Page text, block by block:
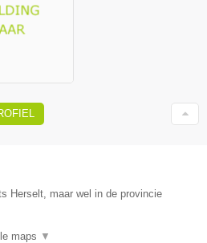
Herselt, maar wel in de provincie
maps ▼